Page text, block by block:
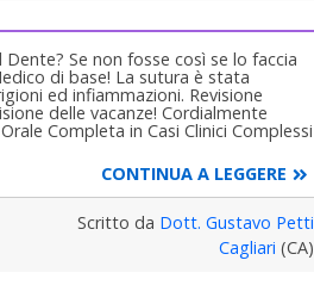
Se non fosse così se lo faccia
di base! La sutura è stata
ed infiammazioni. Revisione
delle vacanze! Cordialmente
Completa in Casi Clinici Complessi
CONTINUA A LEGGERE
Scritto da Dott. Gustavo Petti
Cagliari (CA)